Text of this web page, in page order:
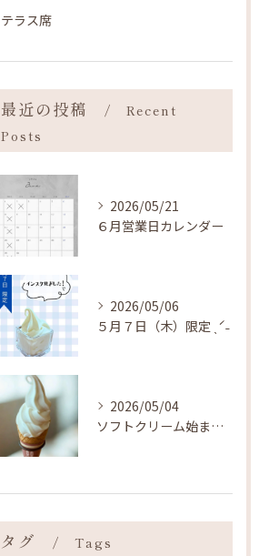
テラス席
最近の投稿
Recent
Posts
2026/05/21
６月営業日カレンダー
2026/05/06
５月７日（木）限定 ˎˊ˗
2026/05/04
ソフトクリーム始まりました ˎˊ˗
タグ Tags